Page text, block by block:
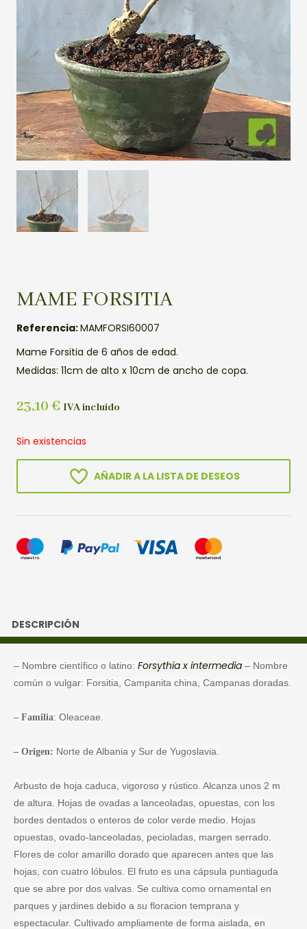
MAME FORSITIA
Referencia:MAMFORSI60007
Mame Forsitia de 6 años de edad.
Medidas: 11cm de alto x 10cm de ancho de copa.
23,10 € IVA incluído
Sin existencias
AÑADIR A LA LISTA DE DESEOS
DESCRIPCIÓN
– Nombre científico o latino: Forsythia x intermedia – Nombre
común o vulgar: Forsitia, Campanita china, Campanas doradas.
– Familia: Oleaceae.
– Origen: Norte de Albania y Sur de Yugoslavia.
Arbusto de hoja caduca, vigoroso y rústico. Alcanza unos 2 m
de altura. Hojas de ovadas a lanceoladas, opuestas, con los
bordes dentados o enteros de color verde medio. Hojas
opuestas, ovado-lanceoladas, pecioladas, margen serrado.
Flores de color amarillo dorado que aparecen antes que las
hojas, con cuatro lóbulos. El fruto es una cápsula puntiaguda
que se abre por dos valvas. Se cultiva como ornamental en
parques y jardines debido a su floracion temprana y
espectacular. Cultivado ampliamente de forma aislada, en